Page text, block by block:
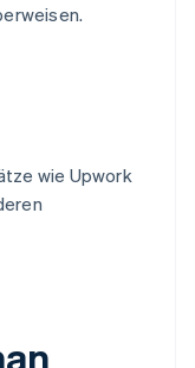
wie Upwork